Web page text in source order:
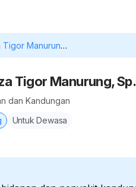
dr. Reza Tigor Manurung, Sp.OG (K) FM
Tigor Manurung,
dan Kandungan
Untuk Dewasa